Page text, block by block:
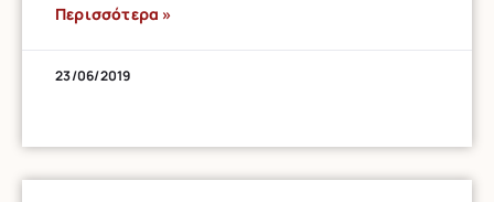
Περισσότερα »
23/06/2019